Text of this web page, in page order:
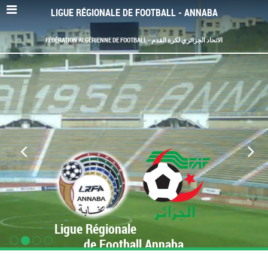
LIGUE RÉGIONALE DE FOOTBALL - ANNABA
FÉDÉRATION ALGÉRIENNE DE FOOTBALL - الاتحاد الجزائري لكرة القدم
Ligue Régionale
de Football Annaba